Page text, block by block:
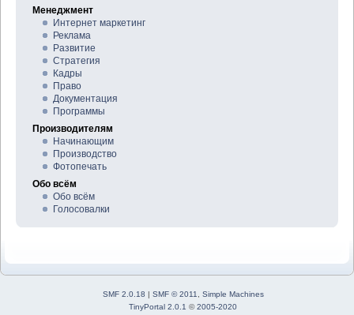
Менеджмент
Интернет маркетинг
Реклама
Развитие
Стратегия
Кадры
Право
Документация
Программы
Производителям
Начинающим
Производство
Фотопечать
Обо всём
Обо всём
Голосовалки
SMF 2.0.18 SMF © 2011, Simple Machines
TinyPortal 2.0.1 ©2005-2020